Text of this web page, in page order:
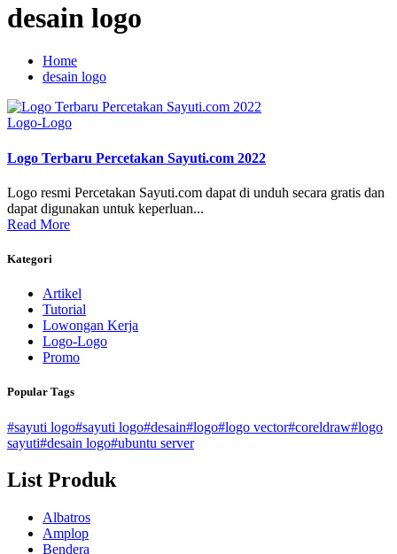
desain logo
Home
desain logo
Logo-Logo
Logo Terbaru Percetakan Sayuti.com 2022
Logo resmi Percetakan Sayuti.com dapat di unduh secara gratis dan
dapat digunakan untuk keperluan...
Read More
Kategori
Artikel
Tutorial
Lowongan Kerja
Logo-Logo
Promo
Popular Tags
#sayuti logo#sayuti logo#desain#logo#logo vector#coreldraw#logo
sayuti#desain logo#ubuntu server
List Produk
Albatros
Amplop
Bendera